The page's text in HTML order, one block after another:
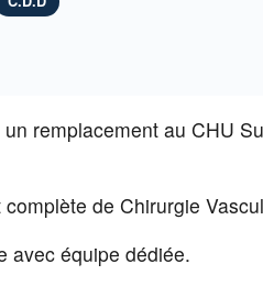
remplacement au CHU
de Chirurgie
avec équipe dédiée.